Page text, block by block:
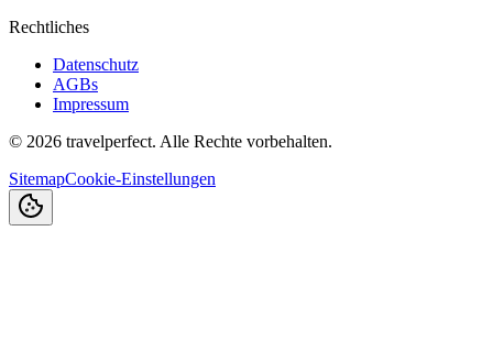
Rechtliches
Datenschutz
AGBs
Impressum
© 2026 travelperfect. Alle Rechte vorbehalten.
SitemapCookie-Einstellungen